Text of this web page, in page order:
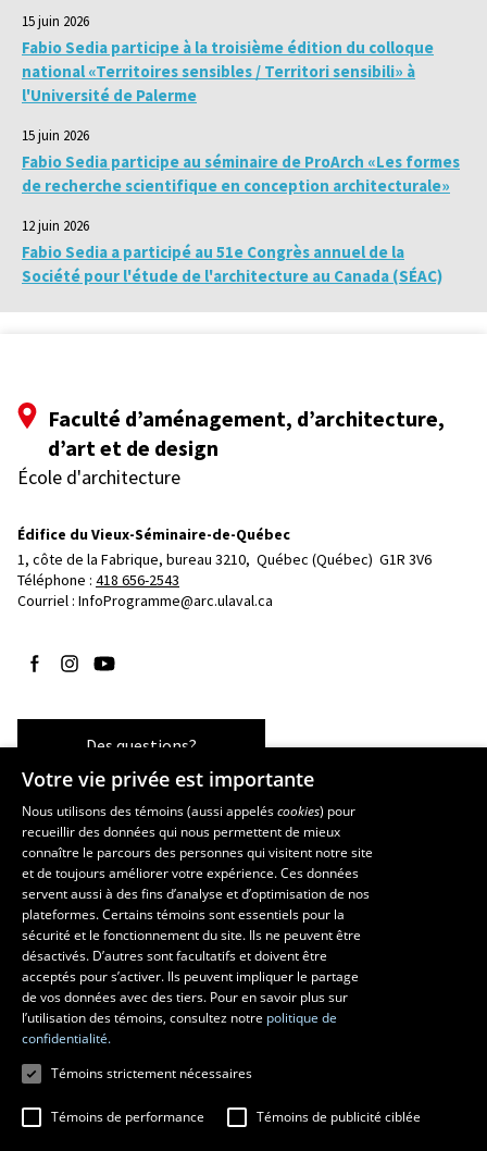
15 juin 2026
Fabio Sedia participe à la troisième édition du colloque
national «Territoires sensibles / Territori sensibili» à
l'Université de Palerme
15 juin 2026
Fabio Sedia participe au séminaire de ProArch «Les formes
de recherche scientifique en conception architecturale»
12 juin 2026
Fabio Sedia a participé au 51e Congrès annuel de la
Société pour l'étude de l'architecture au Canada (SÉAC)
Faculté d’aménagement, d’architecture,
d’art et de design
École d'architecture
Édifice du Vieux-Séminaire-de-Québec
1, côte de la Fabrique, bureau 3210, Québec (Québec)  G1R 3V6
Téléphone : 418 656-2543
Courriel : InfoProgramme@arc.ulaval.ca
Suivez-nous sur Facebook
Suivez-nous sur Instagram
Suivez-nous sur YouTube
Des questions?
Les écoles et la recherche
École d’art
École supérieure d’aménagement du territoire et de développement
régional
École de design
Centre de recherche en aménagement et développement
Votre vie privée est importante
Nous utilisons des témoins (aussi appeléscookies) pour
recueillir des données qui nous permettent de mieux
connaître le parcours des personnes qui visitent notre site
et de toujours améliorer votre expérience. Ces données
servent aussi à des fins d’analyse et d’optimisation de nos
plateformes. Certains témoins sont essentiels pour la
sécurité et le fonctionnement du site. Ils ne peuvent être
désactivés. D’autres sont facultatifs et doivent être
acceptés pour s’activer. Ils peuvent impliquer le partage
de vos données avec des tiers. Pour en savoir plus sur
l’utilisation des témoins, consultez notre politique de
confidentialité.
Témoins strictement nécessaires
Témoins de performance Témoins de publicité ciblée